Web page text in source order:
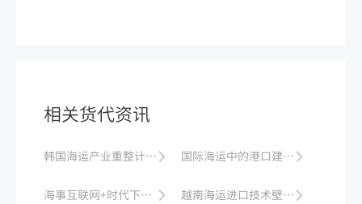
相关货代资讯
韩国海运产业重整计划启动，为国际航行产业发展注入新动力 国际海运中的港口建设与管理
海事互联网+时代下的国际海运服务与管理 越南海运进口技术壁垒新规：电子产品认证要求